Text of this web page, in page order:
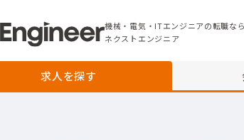
転職なら
機械・電気・ITエンジニアの転職なら
ネクストエンジニア
求人を探す